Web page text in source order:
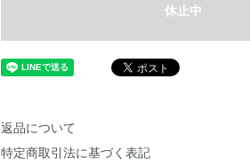
休止中
返品について
特定商取引法に基づく表記